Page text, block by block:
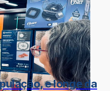
e longe da